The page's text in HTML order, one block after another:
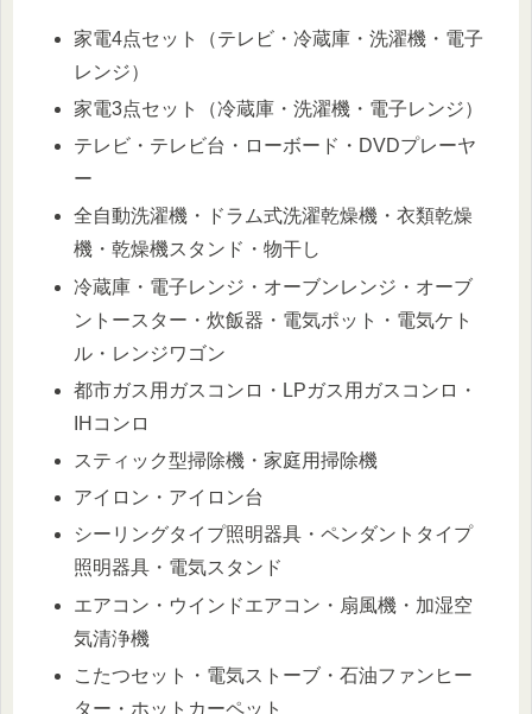
家電4点セット（テレビ・冷蔵庫・洗濯機・電子
レンジ）
家電3点セット（冷蔵庫・洗濯機・電子レンジ）
テレビ・テレビ台・ローボード・DVDプレーヤ
ー
全自動洗濯機・ドラム式洗濯乾燥機・衣類乾燥
機・乾燥機スタンド・物干し
冷蔵庫・電子レンジ・オーブンレンジ・オーブ
ントースター・炊飯器・電気ポット・電気ケト
ル・レンジワゴン
都市ガス用ガスコンロ・LPガス用ガスコンロ・
IHコンロ
スティック型掃除機・家庭用掃除機
アイロン・アイロン台
シーリングタイプ照明器具・ペンダントタイプ
照明器具・電気スタンド
エアコン・ウインドエアコン・扇風機・加湿空
気清浄機
こたつセット・電気ストーブ・石油ファンヒー
ター・ホットカーペット